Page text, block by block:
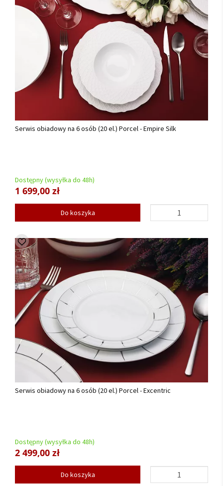
Serwis obiadowy na 6 osób (20 el.) Porcel - Empire Silk
Dostępny (wysyłka do 48h)
1 699,00 zł
Do koszyka
Serwis obiadowy na 6 osób (20 el.) Porcel - Excentric
Dostępny (wysyłka do 48h)
2 499,00 zł
Do koszyka